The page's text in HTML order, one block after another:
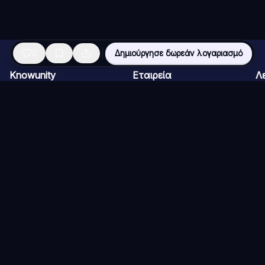
Δημιούργησε δωρεάν λογαριασμό
Knowunity Εταιρεία